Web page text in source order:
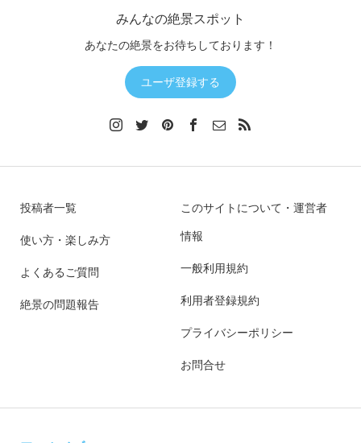
みんなの絶景スポット
あなたの絶景をお待ちしております！
ユーザ登録する
投稿者一覧
使い方・楽しみ方
よくあるご質問
絶景の問題報告
このサイトについて・運営者
情報
一般利用規約
利用者登録規約
プライバシーポリシー
お問合せ